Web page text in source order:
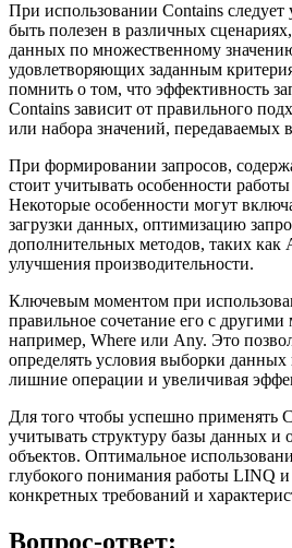
При использовании Contains
быть полезен в различных
данных по множественному
удовлетворяющих заданным
помнить о том, что эффективность
Contains зависит от правильного
или набора значений, передаваемых
При формировании запросов,
стоит учитывать особенности
Некоторые особенности могут
загрузки данных, оптимизацию
дополнительных методов, таких как
улучшения производительности.
Ключевым моментом при
правильное сочетание его с
например, Where или Any. Это
определять условия выборки данных
лишние операции и увеличивая
Для того чтобы успешно применять
учитывать структуру базы данных и
объектов. Оптимальное
глубокого понимания работы LINQ и
конкретных требований и
Вопрос-ответ: